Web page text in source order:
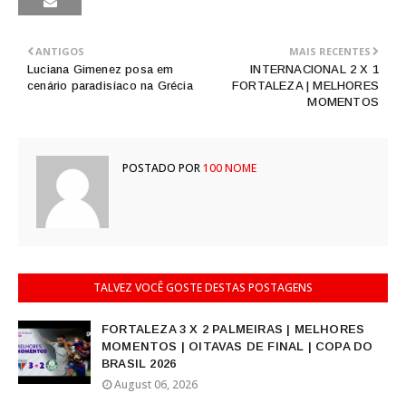
MAIS RECENTES
INTERNACIONAL 2 X 1
FORTALEZA | MELHORES
MOMENTOS
ANTIGOS
Luciana Gimenez posa em
cenário paradisíaco na Grécia
POSTADO POR100 NOME
TALVEZ VOCÊ GOSTE DESTAS POSTAGENS
FORTALEZA 3 X 2 PALMEIRAS | MELHORES
MOMENTOS | OITAVAS DE FINAL | COPA DO
BRASIL 2026
August 06, 2026